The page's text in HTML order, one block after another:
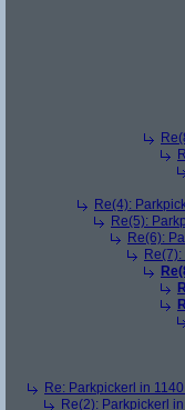
Re(4):
Re(5):
Re(6):
Re: Parkpickerl in
Re(2): Parkpickerl